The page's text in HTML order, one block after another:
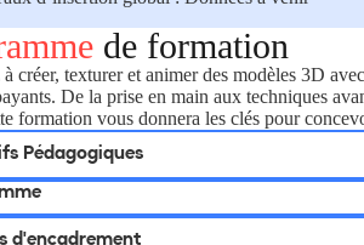
de formation
créer, texturer et animer des modèles 3D
De la prise en main aux techniques
formation vous donnera les clés pour
Pédagogiques
d'encadrement